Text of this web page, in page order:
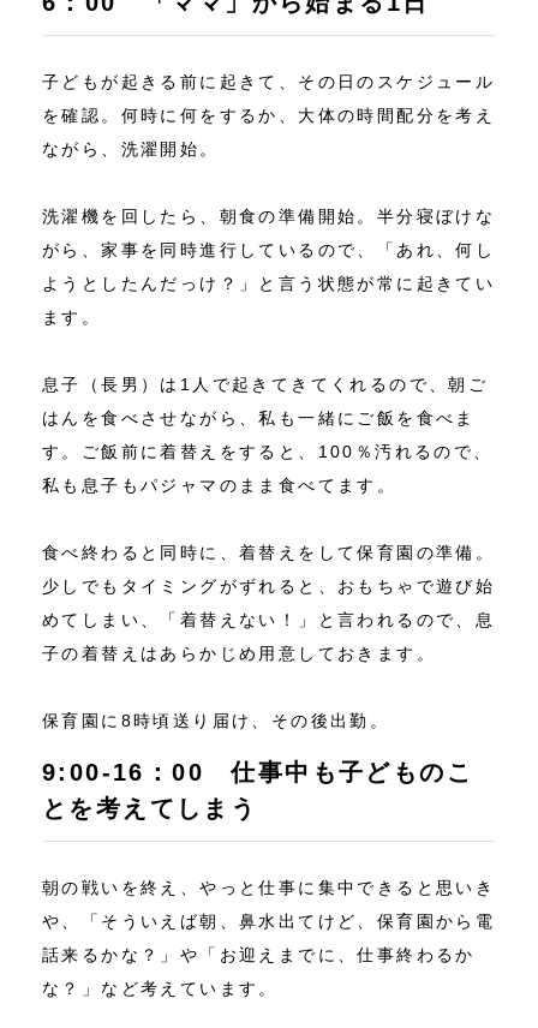
子どもが起きる前に起きて、その日のスケジュール
を確認。何時に何をするか、大体の時間配分を考え
ながら、洗濯開始。
洗濯機を回したら、朝食の準備開始。半分寝ぼけな
がら、家事を同時進行しているので、「あれ、何し
ようとしたんだっけ？」と言う状態が常に起きてい
ます。
息子（長男）は1人で起きてきてくれるので、朝ご
はんを食べさせながら、私も一緒にご飯を食べま
す。ご飯前に着替えをすると、100％汚れるので、
私も息子もパジャマのまま食べてます。
食べ終わると同時に、着替えをして保育園の準備。
少しでもタイミングがずれると、おもちゃで遊び始
めてしまい、「着替えない！」と言われるので、息
子の着替えはあらかじめ用意しておきます。
保育園に8時頃送り届け、その後出勤。
9:00‐16：00 仕事中も子どものこ
とを考えてしまう
朝の戦いを終え、やっと仕事に集中できると思いき
や、「そういえば朝、鼻水出てけど、保育園から電
話来るかな？」や「お迎えまでに、仕事終わるか
な？」など考えています。